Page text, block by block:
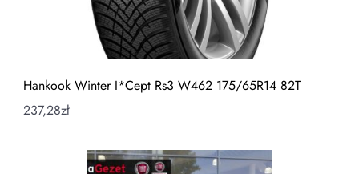
Hankook Winter I*Cept Rs3 W462 175/65R14 82T
237,28zł